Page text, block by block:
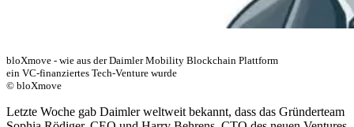
bloXmove - wie aus der Daimler Mobility Blockchain Plattform
ein VC-finanziertes Tech-Venture wurde
© bloXmove
Letzte Woche gab Daimler weltweit bekannt, dass das Gründerteam